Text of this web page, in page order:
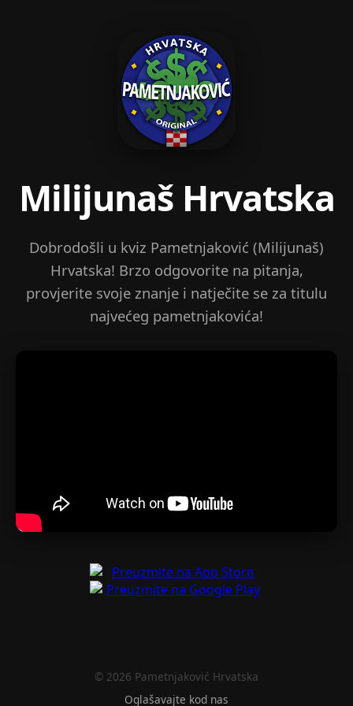
Milijunaš Hrvatska
Dobrodošli u kviz Pametnjaković (Milijunaš)
Hrvatska! Brzo odgovorite na pitanja,
provjerite svoje znanje i natječite se za titulu
najvećeg pametnjakovića!
© 2026 Pametnjaković Hrvatska
Oglašavajte kod nas